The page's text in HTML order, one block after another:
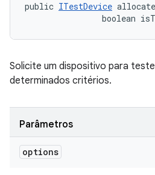
public ITestDevice
boolean
Solicite um dispositivo para
determinados critérios.
Parâmetros
options